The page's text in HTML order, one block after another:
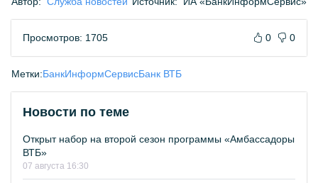
Просмотров: 1705 0 0
Метки:БанкИнформСервисБанк ВТБ
Новости по теме
Открыт набор на второй сезон программы «Амбассадоры
ВТБ»
07 августа 16:30